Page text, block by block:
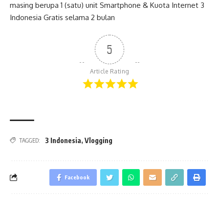
masing berupa 1 (satu) unit Smartphone & Kuota Internet 3
Indonesia Gratis selama 2 bulan
5
Article Rating
TAGGED: 3 Indonesia, Vlogging
Facebook